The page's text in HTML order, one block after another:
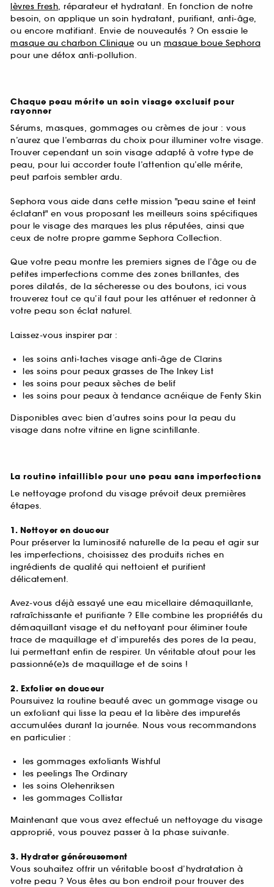
lèvres Fresh, réparateur et hydratant. En fonction de notre
besoin, on applique un soin hydratant, purifiant, anti-âge,
ou encore matifiant. Envie de nouveautés ? On essaie le
masque au charbon Clinique ou un masque boue Sephora
pour une détox anti-pollution.
Chaque peau mérite un soin visage exclusif pour
rayonner
Sérums, masques, gommages ou crèmes de jour : vous
n’aurez que l’embarras du choix pour illuminer votre visage.
Trouver cependant un soin visage adapté à votre type de
peau, pour lui accorder toute l’attention qu’elle mérite,
peut parfois sembler ardu.
Sephora vous aide dans cette mission "peau saine et teint
éclatant" en vous proposant les meilleurs soins spécifiques
pour le visage des marques les plus réputées, ainsi que
ceux de notre propre gamme Sephora Collection.
Que votre peau montre les premiers signes de l’âge ou de
petites imperfections comme des zones brillantes, des
pores dilatés, de la sécheresse ou des boutons, ici vous
trouverez tout ce qu’il faut pour les atténuer et redonner à
votre peau son éclat naturel.
Laissez-vous inspirer par :
les soins anti-taches visage anti-âge de Clarins
les soins pour peaux grasses de The Inkey List
les soins pour peaux sèches de belif
les soins pour peaux à tendance acnéique de Fenty Skin
Disponibles avec bien d’autres soins pour la peau du
visage dans notre vitrine en ligne scintillante.
La routine infaillible pour une peau sans imperfections
Le nettoyage profond du visage prévoit deux premières
étapes.
1. Nettoyer en douceur
Pour préserver la luminosité naturelle de la peau et agir sur
les imperfections, choisissez des produits riches en
ingrédients de qualité qui nettoient et purifient
délicatement.
Avez-vous déjà essayé une eau micellaire démaquillante,
rafraîchissante et purifiante ? Elle combine les propriétés du
démaquillant visage et du nettoyant pour éliminer toute
trace de maquillage et d’impuretés des pores de la peau,
lui permettant enfin de respirer. Un véritable atout pour les
passionné(e)s de maquillage et de soins !
2. Exfolier en douceur
Poursuivez la routine beauté avec un gommage visage ou
un exfoliant qui lisse la peau et la libère des impuretés
accumulées durant la journée. Nous vous recommandons
en particulier :
les gommages exfoliants Wishful
les peelings The Ordinary
les soins Olehenriksen
les gommages Collistar
Maintenant que vous avez effectué un nettoyage du visage
approprié, vous pouvez passer à la phase suivante.
3. Hydrater généreusement
Vous souhaitez offrir un véritable boost d’hydratation à
votre peau ? Vous êtes au bon endroit pour trouver des